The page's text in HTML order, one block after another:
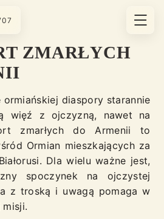
ZMARŁYCH
diaspory starannie
więź z ojczyzną, nawet na
zmarłych do Armenii to
Ormian mieszkających za
Dla wielu ważne jest,
spoczynek na ojczystej
z troską i uwagą pomaga w